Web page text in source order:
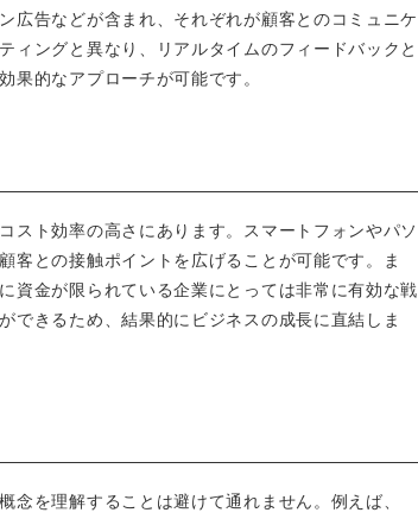
広告などが含まれ、それぞれが顧客とのコミュニケ
ィングと異なり、リアルタイムのフィードバックと
果的なアプローチが可能です。
スト効率の高さにあります。スマートフォンやパソ
客との接触ポイントを広げることが可能です。ま
資金が限られている企業にとっては非常に有効な戦
できるため、結果的にビジネスの成長に直結しま
を理解することは避けて通れません。例えば、